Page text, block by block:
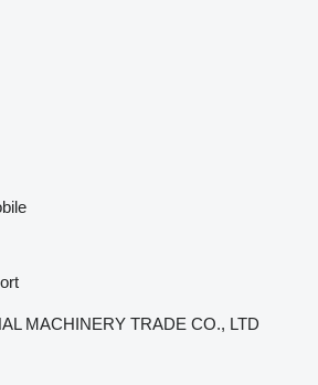
MACHINERY TRADE CO., LTD